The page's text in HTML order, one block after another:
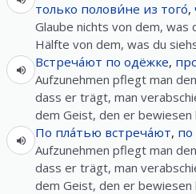
только полови́не из того́,
Glaube nichts von dem, was
Hälfte von dem, was du
Встреча́ют по одёжке,
Aufzunehmen pflegt man
dass er trägt, man
dem Geist, den er bewiesen
По пла́тью встреча́ют, по
Aufzunehmen pflegt man
dass er trägt, man
dem Geist, den er bewiesen